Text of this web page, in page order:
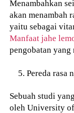
Menambahkan
akan menambah
yaitu sebagai
Manfaat jahe
pengobatan
Pereda rasa
Sebuah studi
oleh University